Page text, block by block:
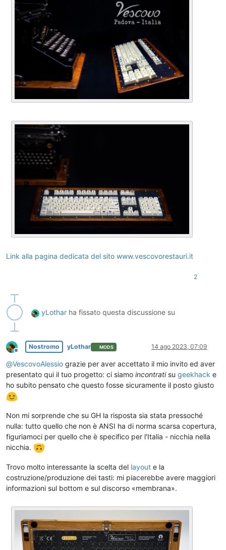
Link alla pagina dedicata del sito www.vescovorestauri.it
2
yLothar ha fissato questa discussione su
Non in linea
Nostromo yLothar MODS 14 ago 2023, 07:09
@VescovoAlessio grazie per aver accettato il mio invito ed aver
presentato qui il tuo progetto: ci siamo incontratisu geekhack e
ho subito pensato che questo fosse sicuramente il posto giusto
Non mi sorprende che su GH la risposta sia stata pressoché
nulla: tutto quello che non è ANSI ha di norma scarsa copertura,
figuriamoci per quello che è specifico per l'Italia - nicchia nella
nicchia.
Trovo molto interessante la scelta del layout e la
costruzione/produzione dei tasti: mi piacerebbe avere maggiori
informazioni sul bottom e sul discorso «membrana».